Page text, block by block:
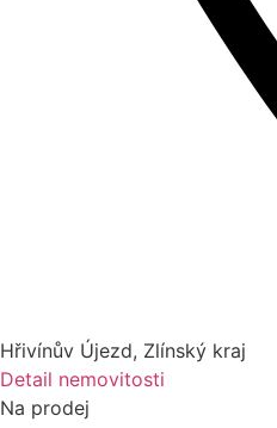
Hřivínův Újezd, Zlínský kraj
Detail nemovitosti
Na prodej